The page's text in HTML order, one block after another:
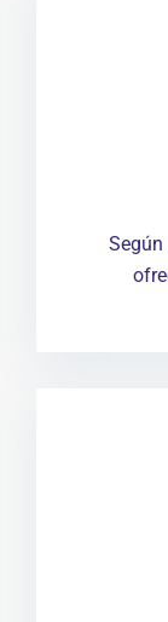
Según